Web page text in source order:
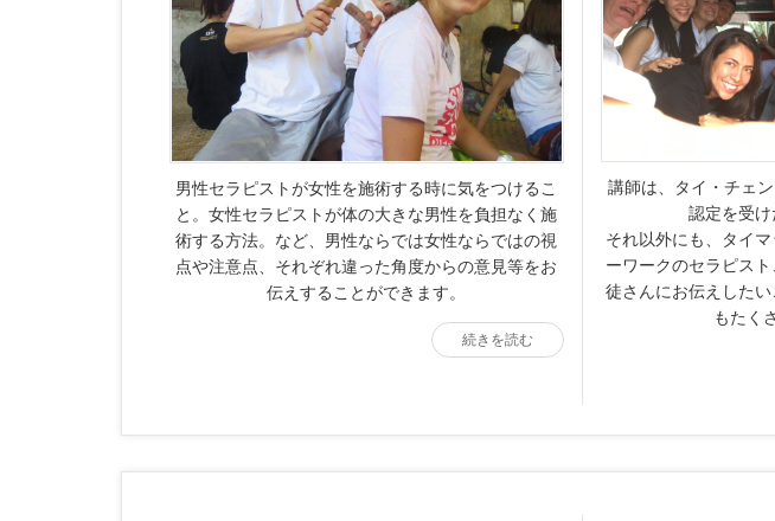
男性セラピストが女性を施術する時に気をつけるこ
と。女性セラピストが体の大きな男性を負担なく施
術する方法。など、男性ならでは女性ならではの視
点や注意点、それぞれ違った角度からの意見等をお
伝えすることができます。
続きを読む
講師は、タイ・チェ
認定を受け
それ以外にも、タイ
ーワークのセラピス
徒さんにお伝えした
もたく